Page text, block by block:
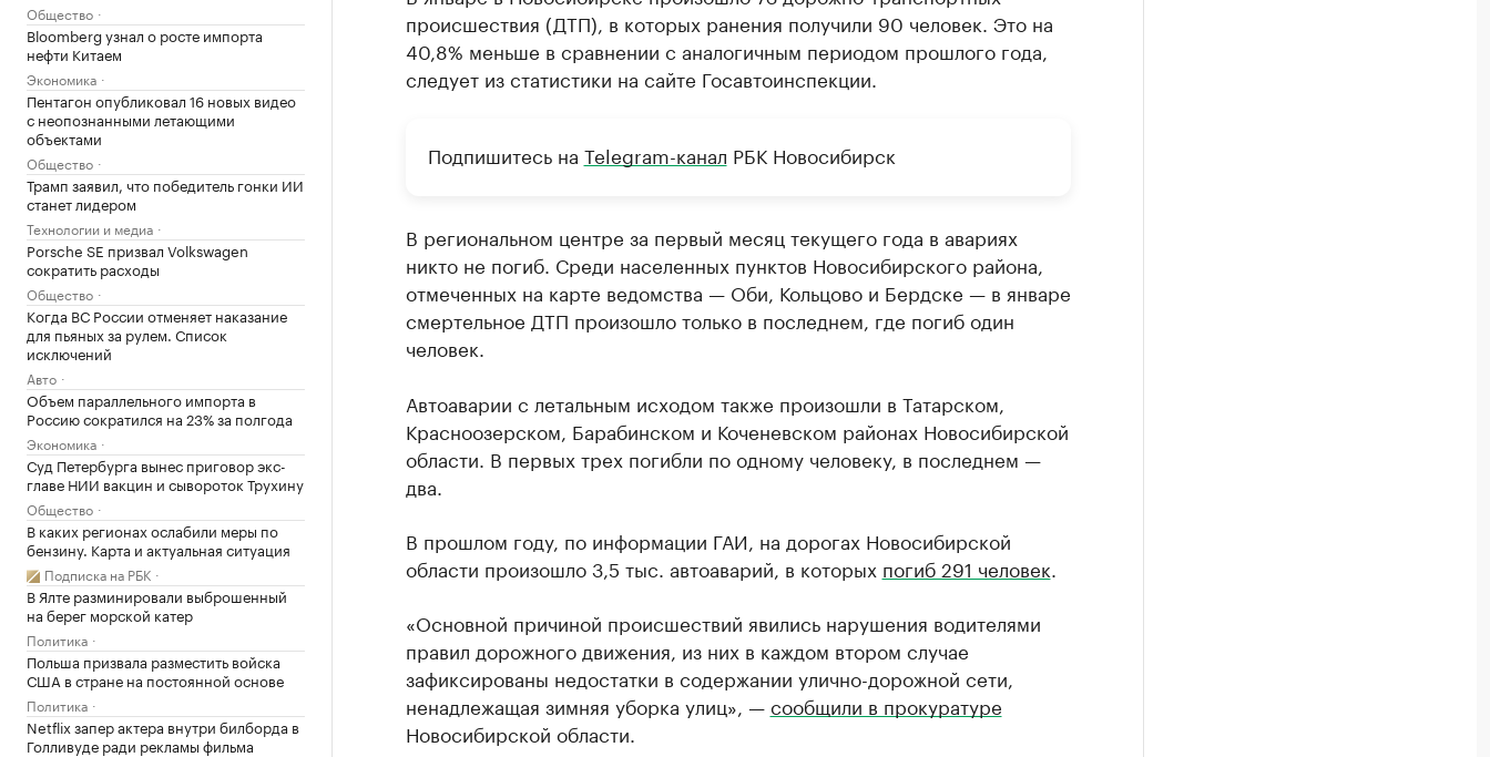
Общество
Bloomberg узнал о росте импорта
нефти Китаем
Экономика
Пентагон опубликовал 16 новых видео
с неопознанными летающими
объектами
Общество
Трамп заявил, что победитель гонки ИИ
станет лидером
Технологии и медиа
Porsche SE призвал Volkswagen
сократить расходы
Общество
Когда ВС России отменяет наказание
для пьяных за рулем. Список
исключений
Авто
Объем параллельного импорта в
Россию сократился на 23% за полгода
Экономика
Суд Петербурга вынес приговор экс-
главе НИИ вакцин и сывороток Трухину
Общество
В каких регионах ослабили меры по
бензину. Карта и актуальная ситуация
Подписка на РБК
В Ялте разминировали выброшенный
на берег морской катер
Политика
Польша призвала разместить войска
США в стране на постоянной основе
Политика
Netflix запер актера внутри билборда в
Голливуде ради рекламы фильма
происшествия (ДТП), в которых ранения получили 90 человек. Это на
40,8% меньше в сравнении с аналогичным периодом прошлого года,
следует из статистики на сайте Госавтоинспекции.
Подпишитесь на Telegram-канал РБК Новосибирск
В региональном центре за первый месяц текущего года в авариях
никто не погиб. Среди населенных пунктов Новосибирского района,
отмеченных на карте ведомства — Оби, Кольцово и Бердске — в январе
смертельное ДТП произошло только в последнем, где погиб один
человек.
Автоаварии с летальным исходом также произошли в Татарском,
Красноозерском, Барабинском и Коченевском районах Новосибирской
области. В первых трех погибли по одному человеку, в последнем —
два.
В прошлом году, по информации ГАИ, на дорогах Новосибирской
области произошло 3,5 тыс. автоаварий, в которых погиб 291 человек
«Основной причиной происшествий явились нарушения водителями
правил дорожного движения, из них в каждом втором случае
зафиксированы недостатки в содержании улично-дорожной сети,
ненадлежащая зимняя уборка улиц», —сообщили в прокуратуре
Новосибирской области.